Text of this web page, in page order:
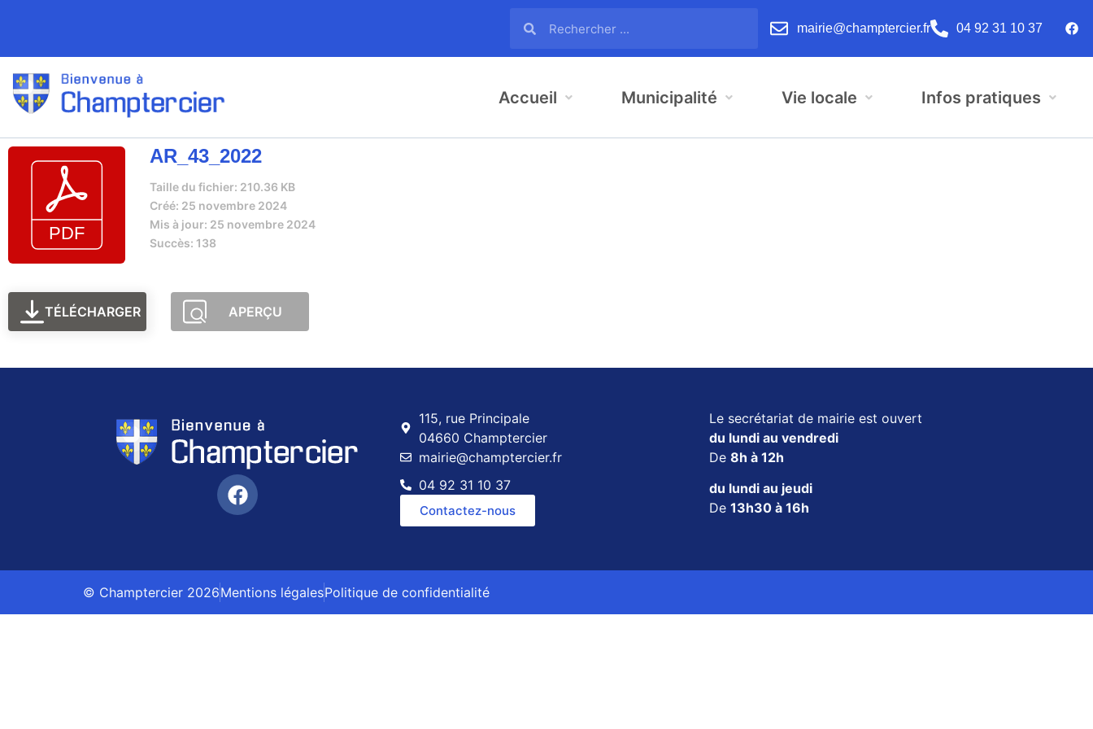
mairie@champtercier.fr 04 92 31 10 37
Accueil Municipalité Vie locale Infos pratiques
AR_43_2022
Taille du fichier: 210.36 KB
Créé: 25 novembre 2024
Mis à jour: 25 novembre 2024
Succès: 138
TÉLÉCHARGER APERÇU
115, rue Principale
04660 Champtercier
mairie@champtercier.fr
04 92 31 10 37
Contactez-nous
Le secrétariat de mairie est ouvert
du lundi au vendredi
De 8h à 12h
du lundi au jeudi
De 13h30 à 16h
© Champtercier 2026Mentions légalesPolitique de confidentialité